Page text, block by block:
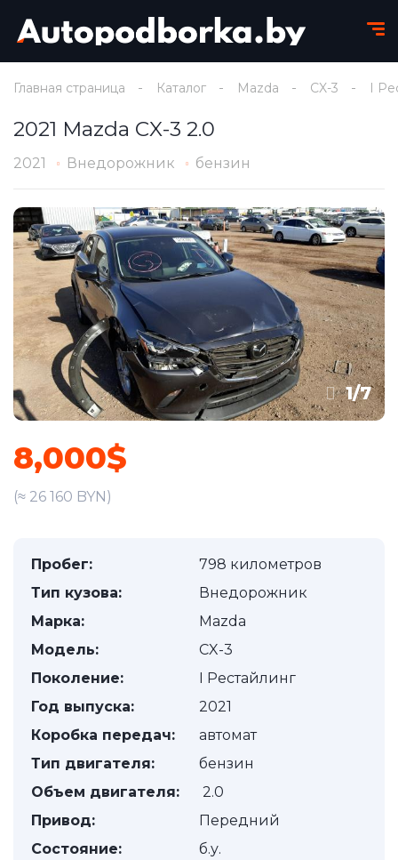
Главная страница Каталог Mazda CX-3 I
2021 Mazda CX-3 2.0
2021 Внедорожник бензин
1/7
8,000$
(≈ 26 160 BYN)
Пробег:
798 километров
Тип кузова:
Внедорожник
Марка:
Mazda
Модель:
CX-3
Поколение:
I Рестайлинг
Год выпуска:
2021
Коробка передач:
автомат
Тип двигателя:
бензин
Объем двигателя:
2.0
Привод:
Передний
Состояние:
б.у.